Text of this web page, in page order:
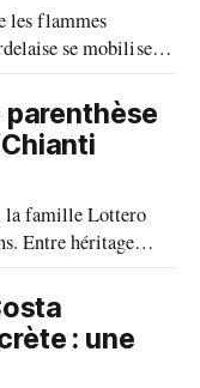
les flammes
se mobilise,
exemplaire
et le millésime
le dernier mot.
la famille Lottero
Entre héritage
du terroir, le
vin, où chaque
un art de vivre.
: une